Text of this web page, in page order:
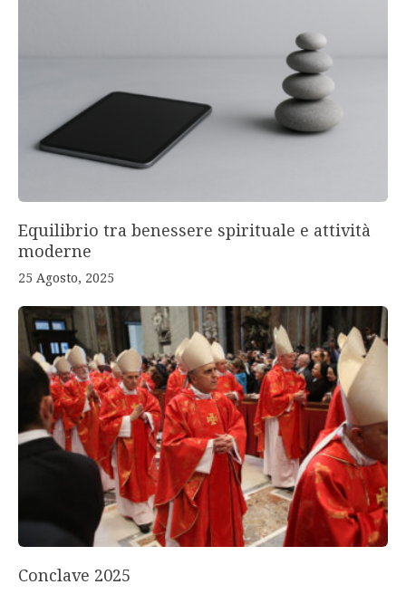
Equilibrio tra benessere spirituale e attività
moderne
25 Agosto, 2025
Conclave 2025